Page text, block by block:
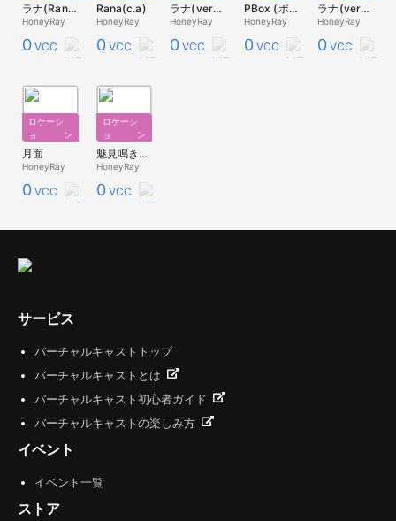
ラナ(Rana)_サンタさん2020
HoneyRay
0 VCC
Rana(c.a)
HoneyRay
0 VCC
ラナ(ver3.0/Blue)
HoneyRay
0 VCC
PBox (ポッキーの日)
HoneyRay
0 VCC
ラナ(ver3.0)
HoneyRay
0 VCC
ロケーシ
ョン
月面
HoneyRay
0 VCC
ロケーシ
ョン
魅見鳴きトンネル_(みみなきトンネル)
HoneyRay
0 VCC
サービス
バーチャルキャストトップ
バーチャルキャストとは
バーチャルキャスト初心者ガイド
バーチャルキャストの楽しみ方
イベント
イベント一覧
ストア